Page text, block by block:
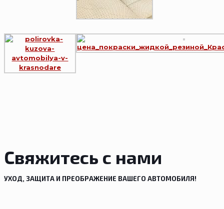
Свяжитесь с нами
УХОД, ЗАЩИТА И ПРЕОБРАЖЕНИЕ ВАШЕГО АВТОМОБИЛЯ!